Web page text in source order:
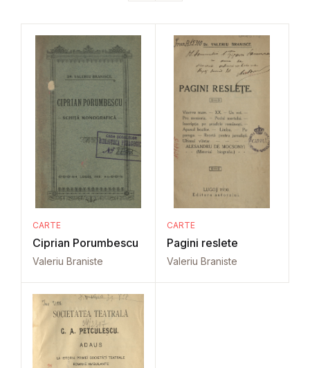
CARTE
Ciprian Porumbescu
Valeriu Braniste
CARTE
Pagini reslete
Valeriu Braniste